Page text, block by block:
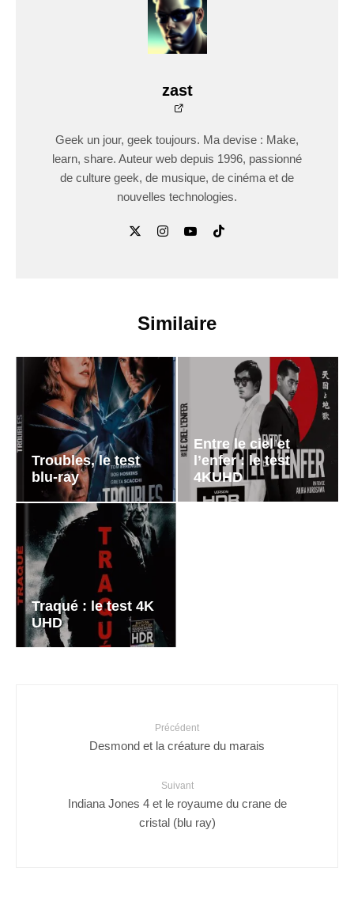
zast
Geek un jour, geek toujours. Ma devise : Make,
learn, share. Auteur web depuis 1996, passionné
de culture geek, de musique, de cinéma et de
nouvelles technologies.
Similaire
Troubles, le test
blu-ray
Entre le ciel et
l’enfer : le test
4KUHD
Traqué : le test 4K
UHD
Précédent
Desmond et la créature du marais
Suivant
Indiana Jones 4 et le royaume du crane de
cristal (blu ray)